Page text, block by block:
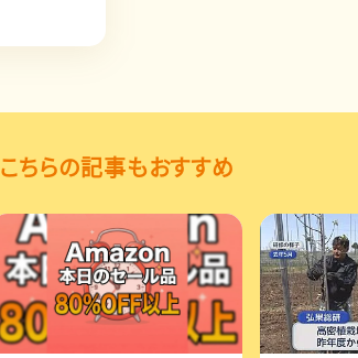
こちらの記事もおすすめ